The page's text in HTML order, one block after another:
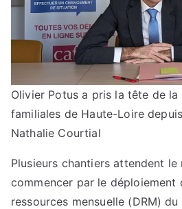
Olivier Potus a pris la tête de la
familiales de Haute-Loire
Nathalie Courtial
Plusieurs chantiers attendent le
commencer par le déploiement
ressources mensuelle (DRM)